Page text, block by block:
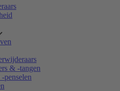
& -tangen
penselen